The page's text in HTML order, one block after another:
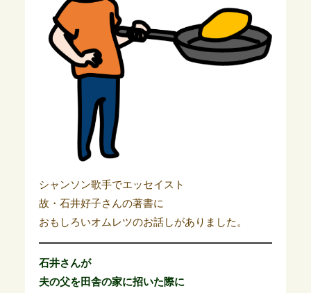
シャンソン歌手でエッセイスト
故・石井好子さんの著書に
おもしろいオムレツのお話しがありました。
石井さんが
夫の父を田舎の家に招いた際に